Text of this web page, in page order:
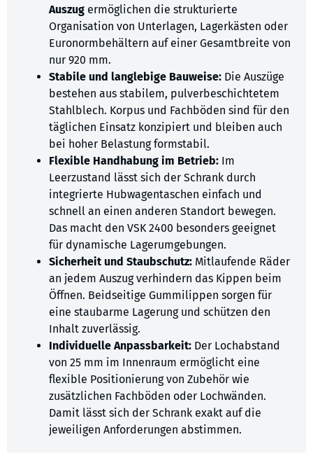
Auszug ermöglichen die strukturierte
Organisation von Unterlagen, Lagerkästen oder
Euronormbehältern auf einer Gesamtbreite von
nur 920 mm.
Stabile und langlebige Bauweise: Die Auszüge
bestehen aus stabilem, pulverbeschichtetem
Stahlblech. Korpus und Fachböden sind für den
täglichen Einsatz konzipiert und bleiben auch
bei hoher Belastung formstabil.
Flexible Handhabung im Betrieb: Im
Leerzustand lässt sich der Schrank durch
integrierte Hubwagentaschen einfach und
schnell an einen anderen Standort bewegen.
Das macht den VSK 2400 besonders geeignet
für dynamische Lagerumgebungen.
Sicherheit und Staubschutz: Mitlaufende Räder
an jedem Auszug verhindern das Kippen beim
Öffnen. Beidseitige Gummilippen sorgen für
eine staubarme Lagerung und schützen den
Inhalt zuverlässig.
Individuelle Anpassbarkeit: Der Lochabstand
von 25 mm im Innenraum ermöglicht eine
flexible Positionierung von Zubehör wie
zusätzlichen Fachböden oder Lochwänden.
Damit lässt sich der Schrank exakt auf die
jeweiligen Anforderungen abstimmen.